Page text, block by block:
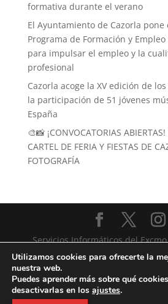
formativa durante el verano
El Ayuntamiento de Cazorla pone
Programa de Formación y
para impulsar el empleo y la
profesional
Cazorla acoge la XV edición de
la participación de 51 jóvenes
España
🎨📸 ¡CONVOCATORIAS
CARTEL DE FERIA Y FIESTAS DE
FOTOGRAFÍA
Servicios Informáticos del
Cazorla
Utilizamos cookies para ofrecerte la
nuestra web.
Puedes aprender más sobre qué
desactivarlas en los ajustes.